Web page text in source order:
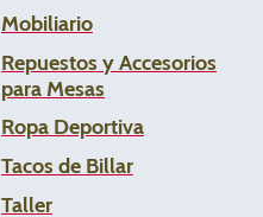
Mobiliario
Repuestos y Accesorios
para Mesas
Ropa Deportiva
Tacos de Billar
Taller